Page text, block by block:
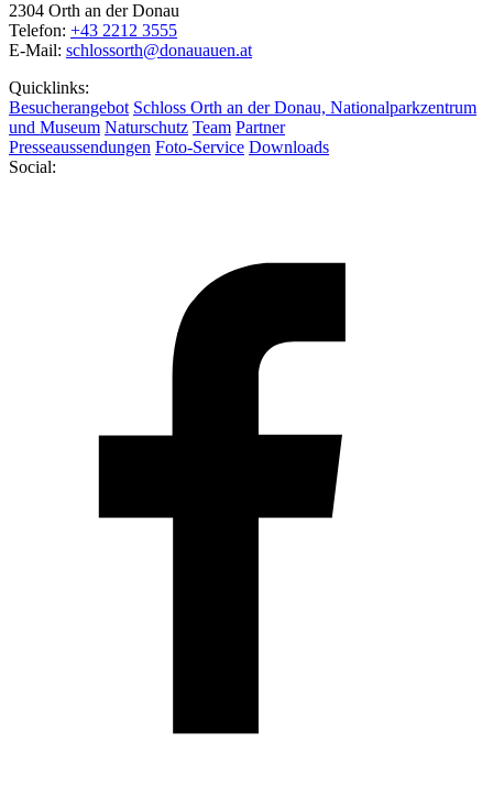
2304 Orth an der Donau
Telefon: +43 2212 3555
E-Mail: schlossorth@donauauen.at
Quicklinks:
Besucherangebot Schloss Orth an der Donau, Nationalparkzentrum
und Museum Naturschutz Team Partner
Presseaussendungen Foto-Service Downloads
Social: